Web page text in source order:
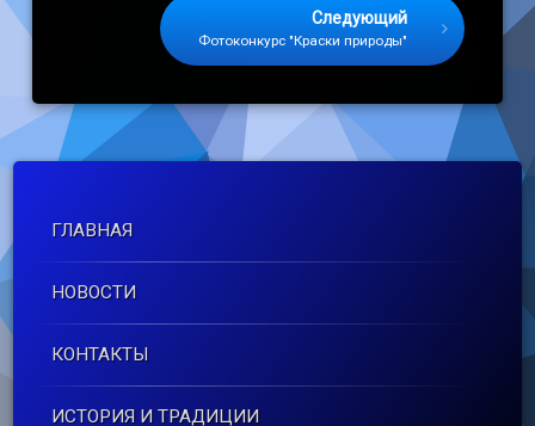
Следующий
Фотоконкурс "Краски природы"
ГЛАВНАЯ
НОВОСТИ
КОНТАКТЫ
ИСТОРИЯ И ТРАДИЦИИ